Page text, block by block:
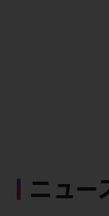
ニュー